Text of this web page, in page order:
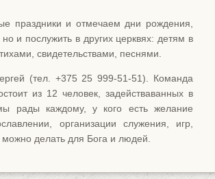
праздники и отмечаем дни рождения,
и послужить в других церквях: детям в
свидетельствами, песнями.
(тел. +375 25 999-51-51). Команда
из 12 человек, задействаванных в
рады каждому, у кого есть желание
организации служения, игр,
делать для Бога и людей.